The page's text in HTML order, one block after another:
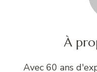
À
Avec 60 ans